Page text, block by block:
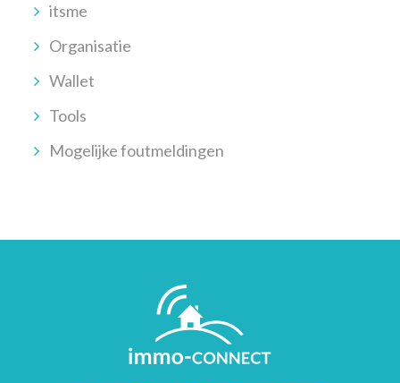
itsme
Organisatie
Wallet
Tools
Mogelijke foutmeldingen